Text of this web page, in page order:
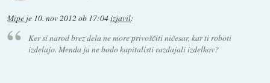
Mipe je 10. nov 2012 ob 17:04izjavil:
Ker si narod brez dela ne more privoščiti ničesar, kar ti roboti
izdelajo. Menda ja ne bodo kapitalisti razdajali izdelkov?